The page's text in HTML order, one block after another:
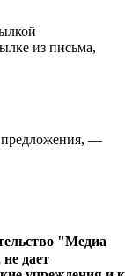
из письма,
предложения, —
"Медиа
дает